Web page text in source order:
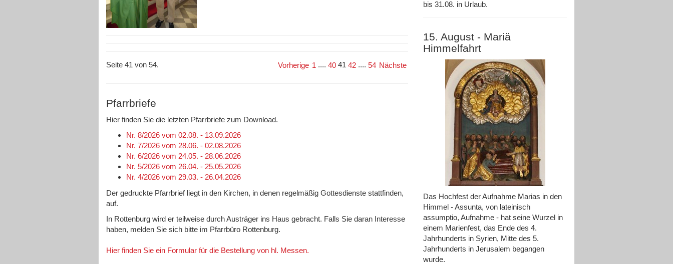
Seite 41 von 54. Vorherige 1 .... 40 41 42 .... 54 Nächste
Pfarrbriefe
Hier finden Sie die letzten Pfarrbriefe zum Download.
Nr. 8/2026 vom 02.08. - 13.09.2026
Nr. 7/2026 vom 28.06. - 02.08.2026
Nr. 6/2026 vom 24.05. - 28.06.2026
Nr. 5/2026 vom 26.04. - 25.05.2026
Nr. 4/2026 vom 29.03. - 26.04.2026
Der gedruckte Pfarrbrief liegt in den Kirchen, in denen regelmäßig Gottesdienste stattfinden,
auf.
In Rottenburg wird er teilweise durch Austräger ins Haus gebracht. Falls Sie daran Interesse
haben, melden Sie sich bitte im Pfarrbüro Rottenburg.
Hier finden Sie ein Formular für die Bestellung von hl. Messen.
bis 31.08. in Urlaub.
15. August - Mariä
Himmelfahrt
Das Hochfest der Aufnahme Marias in den
Himmel - Assunta, von lateinisch
assumptio, Aufnahme - hat seine Wurzel in
einem Marienfest, das Ende des 4.
Jahrhunderts in Syrien, Mitte des 5.
Jahrhunderts in Jerusalem begangen
wurde.